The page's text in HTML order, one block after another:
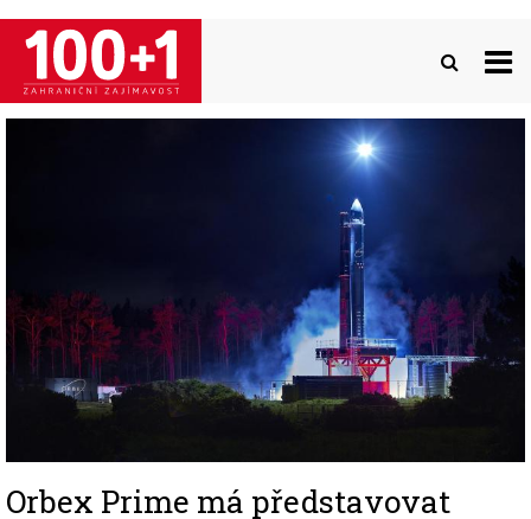
Přejít
hlavnímu
obsahu
Orbex Prime má představovat